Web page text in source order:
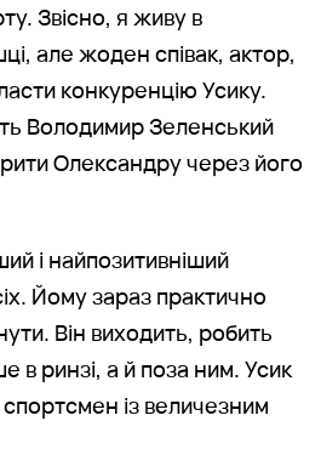
Звісно, я живу в
але жоден співак, актор,
конкуренцію Усику.
Володимир Зеленський
Олександру через його
і найпозитивніший
Йому зараз практично
Він виходить, робить
в ринзі, а й поза ним. Усик
із величезним